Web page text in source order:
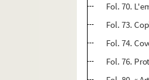
Fol. 70.
Fol. 73.
Fol. 74.
Fol. 76.